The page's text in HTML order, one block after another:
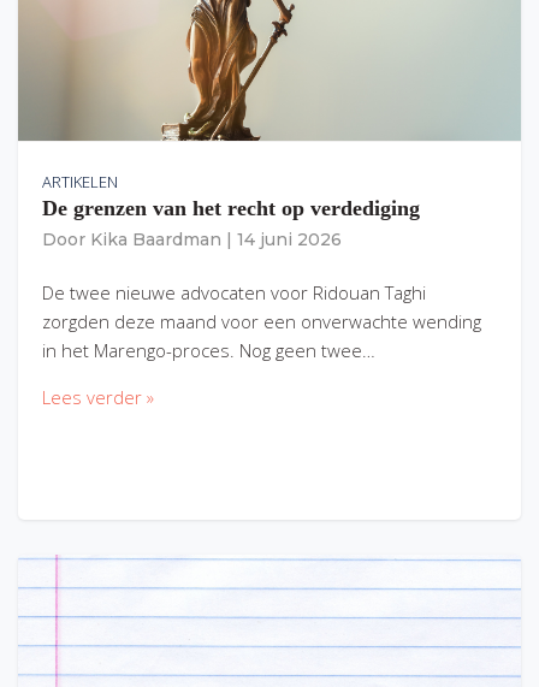
ARTIKELEN
De grenzen van het recht op verdediging
Door Kika Baardman 14 juni 2026
De twee nieuwe advocaten voor Ridouan Taghi
zorgden deze maand voor een onverwachte wending
in het Marengo-proces. Nog geen twee…
Lees verder »